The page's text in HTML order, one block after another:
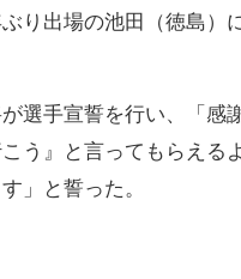
り出場の池田（徳島）
選手宣誓を行い、「感
う』と言ってもらえる
」と誓った。